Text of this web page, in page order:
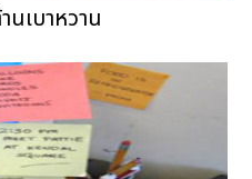
นเบาหวาน